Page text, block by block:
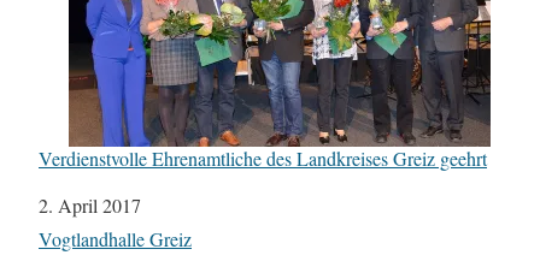
Verdienstvolle Ehrenamtliche des Landkreises Greiz geehrt
Datum
2. April 2017
In Bezug auf
Vogtlandhalle Greiz